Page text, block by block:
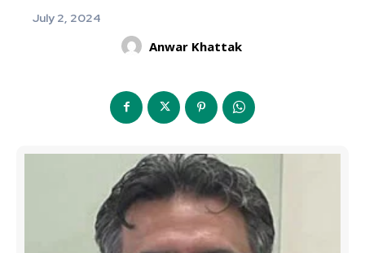
July 2, 2024
Anwar Khattak